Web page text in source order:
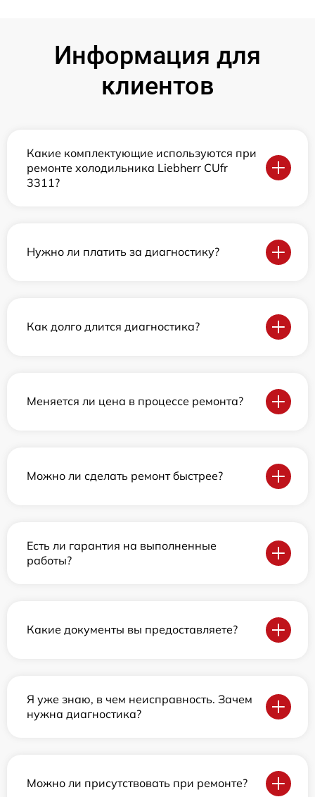
Информация для
клиентов
Какие комплектующие используются при
ремонте холодильника Liebherr CUfr
3311?
Нужно ли платить за диагностику?
Как долго длится диагностика?
Меняется ли цена в процессе ремонта?
Можно ли сделать ремонт быстрее?
Есть ли гарантия на выполненные
работы?
Какие документы вы предоставляете?
Я уже знаю, в чем неисправность. Зачем
нужна диагностика?
Можно ли присутствовать при ремонте?